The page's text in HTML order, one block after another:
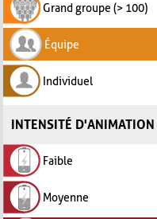
Grand groupe (> 100)
Équipe
Individuel
INTENSITÉ D'ANIMATION
Faible
Moyenne